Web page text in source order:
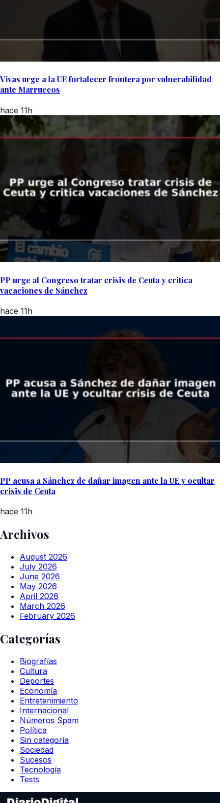
Vivas urge a la UE fortalecer frontera por vulnerabilidad
ante Marruecos
hace 11h
PP urge al Congreso tratar crisis de Ceuta y critica
vacaciones de Sánchez
hace 11h
PP acusa a Sánchez de dañar imagen ante la UE y ocultar
crisis de Ceuta
hace 11h
Archivos
August 2026
July 2026
June 2026
May 2026
April 2026
March 2026
February 2026
Categorías
Biografías
Cultura
Deportes
Economía
Entretenimiento
Internacional
Números Spam
Política
Sin categoría
Sociedad
Sucesos
Tecnología
Tests